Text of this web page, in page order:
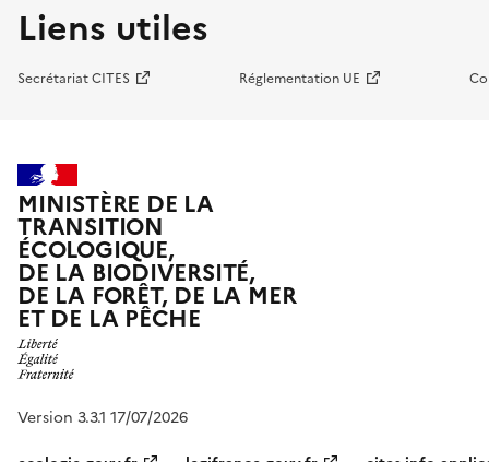
Liens utiles
Secrétariat CITES Réglementation UE
MINISTÈRE DE LA
TRANSITION
ÉCOLOGIQUE,
DE LA BIODIVERSITÉ,
DE LA FORÊT, DE LA MER
ET DE LA PÊCHE
Version 3.3.1 17/07/2026